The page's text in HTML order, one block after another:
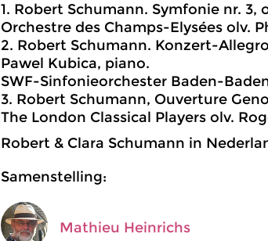
1. Robert Schumann. Symfonie nr. 3,
Orchestre des Champs-Elysées olv.
2. Robert Schumann. Konzert-
Pawel Kubica, piano.
SWF-Sinfonieorchester Baden-
3. Robert Schumann, Ouverture
The London Classical Players olv.
Robert & Clara Schumann in
Samenstelling:
Mathieu Heinrichs